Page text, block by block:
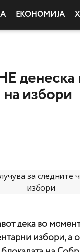
ЕКОНОМИЈА
ќе
на избори
дека во
избори, а